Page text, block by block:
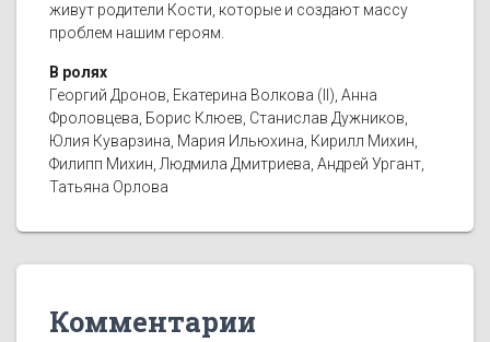
живут родители Кости, которые и создают массу
проблем нашим героям.
В ролях
Георгий Дронов, Екатерина Волкова (II), Анна
Фроловцева, Борис Клюев, Станислав Дужников,
Юлия Куварзина, Мария Ильюхина, Кирилл Михин,
Филипп Михин, Людмила Дмитриева, Андрей Ургант,
Татьяна Орлова
Комментарии